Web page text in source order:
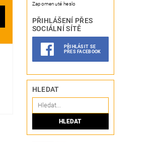
Zapomenuté heslo
PŘIHLÁŠENÍ PŘES
SOCIÁLNÍ SÍTĚ
PŘIHLÁSIT SE
PŘES FACEBOOK
HLEDAT